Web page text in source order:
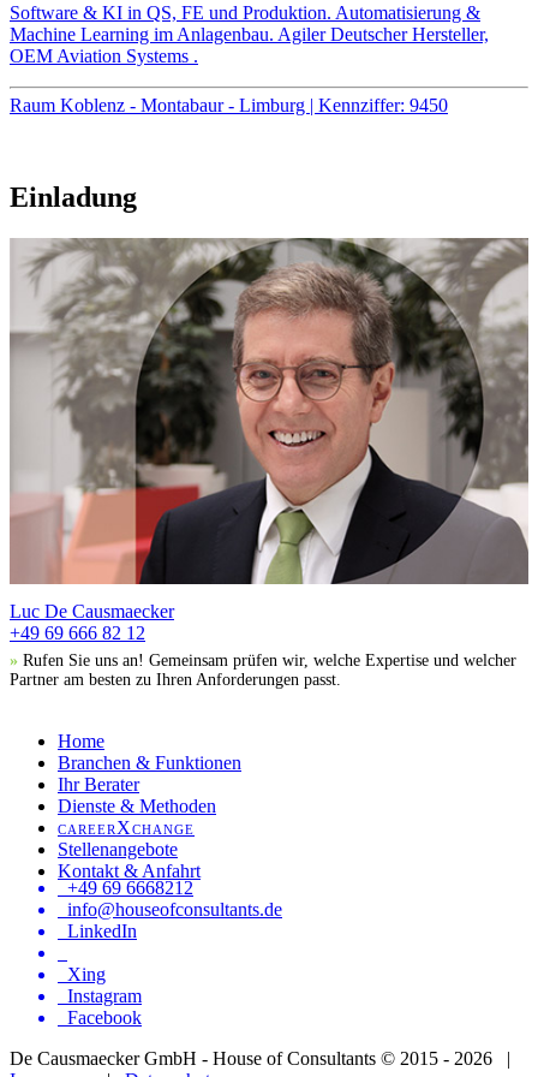
Software & KI in QS, FE und Produktion. Automatisierung &
Machine Learning im Anlagenbau. Agiler Deutscher Hersteller,
OEM Aviation Systems .
Raum Koblenz - Montabaur - Limburg | Kennziffer: 9450
Einladung
Luc De Causmaecker
+49 69 666 82 12
» Rufen Sie uns an! Gemeinsam prüfen wir, welche Expertise und welcher
Partner am besten zu Ihren Anforderungen passt.
Home
Branchen & Funktionen
Ihr Berater
Dienste & Methoden
careerXchange
Stellenangebote
Kontakt & Anfahrt
+49 69 6668212
info@houseofconsultants.de
LinkedIn
Xing
Instagram
Facebook
De Causmaecker GmbH - House of Consultants © 2015 - 2026 |